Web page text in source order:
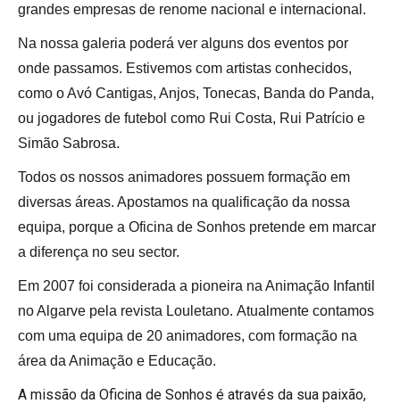
grandes empresas de renome nacional e internacional.
Na nossa galeria poderá ver alguns dos eventos por
onde passamos. Estivemos com artistas conhecidos,
como o Avó Cantigas, Anjos, Tonecas, Banda do Panda,
ou jogadores de futebol como Rui Costa, Rui Patrício e
Simão Sabrosa.
Todos os nossos animadores possuem formação em
diversas áreas. Apostamos na qualificação da nossa
equipa, porque a Oficina de Sonhos pretende em marcar
a diferença no seu sector.
Em 2007 foi considerada a pioneira na Animação Infantil
no Algarve pela revista Louletano. Atualmente contamos
com uma equipa de 20 animadores, com formação na
área da Animação e Educação.
A missão da Oficina de Sonhos é através da sua paixão,